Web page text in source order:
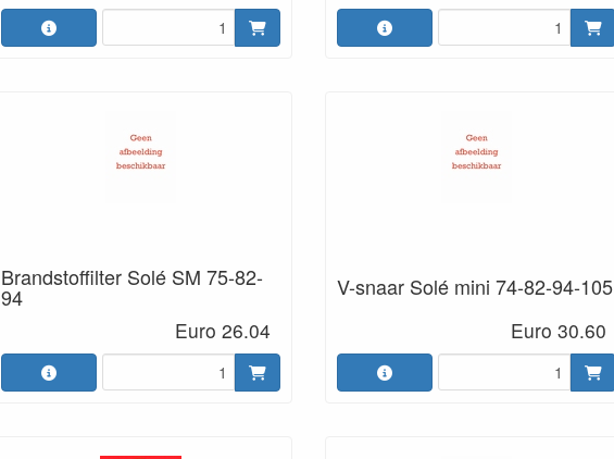
Brandstoffilter Solé SM 75-82-
94
Euro 26.04
V-snaar Solé mini 74-82-94-105
Euro 30.60